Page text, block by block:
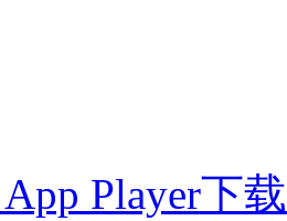
Player下载